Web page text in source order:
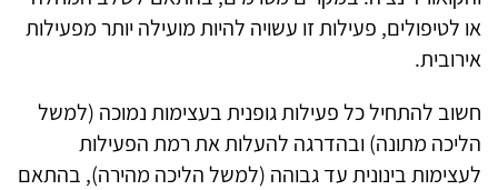
או לטיפולים, פעילות זו עשויה להיות מועילה יותר מפעילות
אירובית.
חשוב להתחיל כל פעילות גופנית בעצימות נמוכה (למשל
הליכה מתונה) ובהדרגה להעלות את רמת הפעילות
לעצימות בינונית עד גבוהה (למשל הליכה מהירה), בהתאם